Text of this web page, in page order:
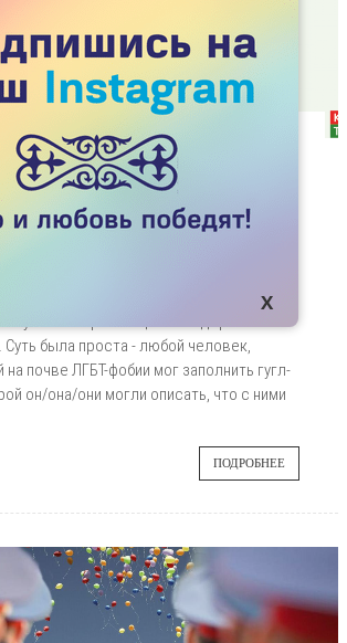
О БЕДЕ" ЗАКРЫВАЕТСЯ
2018 года редакция Kok.team
ориентации и гендерной
Суть была проста - любой человек,
почве ЛГБТ-фобии мог заполнить гугл-
он/она/они могли описать, что с ними
ПОДРОБНЕЕ